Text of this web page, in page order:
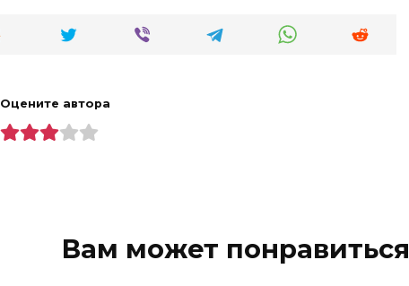
Оцените автора
Вам может понравиться